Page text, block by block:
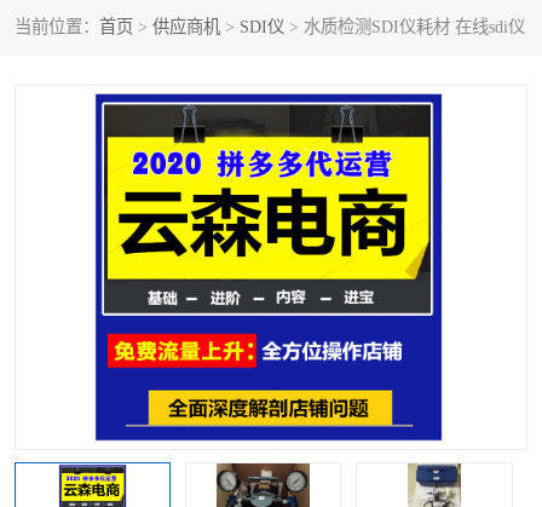
当前位置： 首页 > 供应商机 > SDI仪 > 水质检测SDI仪耗材 在线sdi仪
PH电导测试仪